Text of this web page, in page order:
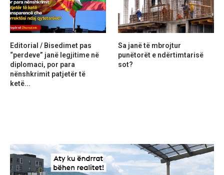
Editorial / Bisedimet pas
“perdeve” janë legjitime në
diplomaci, por para
nënshkrimit patjetër të
ketë...
Sa janë të mbrojtur
punëtorët e ndërtimtarisë
sot?